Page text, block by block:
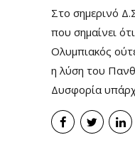
Στο σημερινό
που σημαίνει
Ολυμπιακός
η λύση του
Δυσφορία